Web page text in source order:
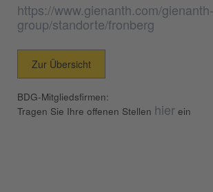
https://www.gienanth.com/gienanth-
group/standorte/fronberg
Zur Übersicht
BDG-Mitgliedsfirmen:
Tragen Sie Ihre offenen Stellen hier ein